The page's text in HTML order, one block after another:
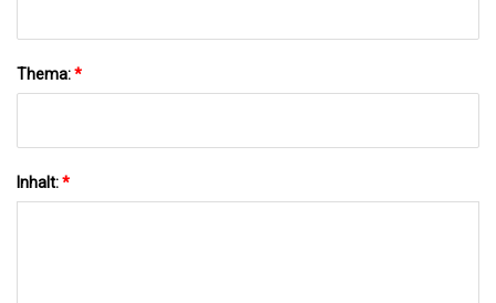
Thema:*
Inhalt:*